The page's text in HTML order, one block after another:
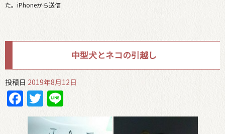
た。iPhoneから送信
中型犬とネコの引越し
投稿日 2019年8月12日
Facebook
Twitter